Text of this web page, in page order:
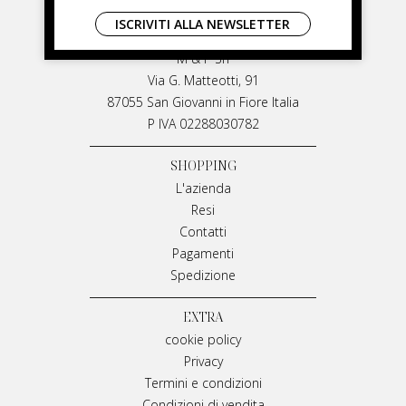
LIVIANA MIRARCHI
M & P Srl
Via G. Matteotti, 91
87055 San Giovanni in Fiore Italia
P IVA 02288030782
SHOPPING
L'azienda
Resi
Contatti
Pagamenti
Spedizione
EXTRA
cookie policy
Privacy
Termini e condizioni
ISCRIVITI ALLA NEWSLETTER